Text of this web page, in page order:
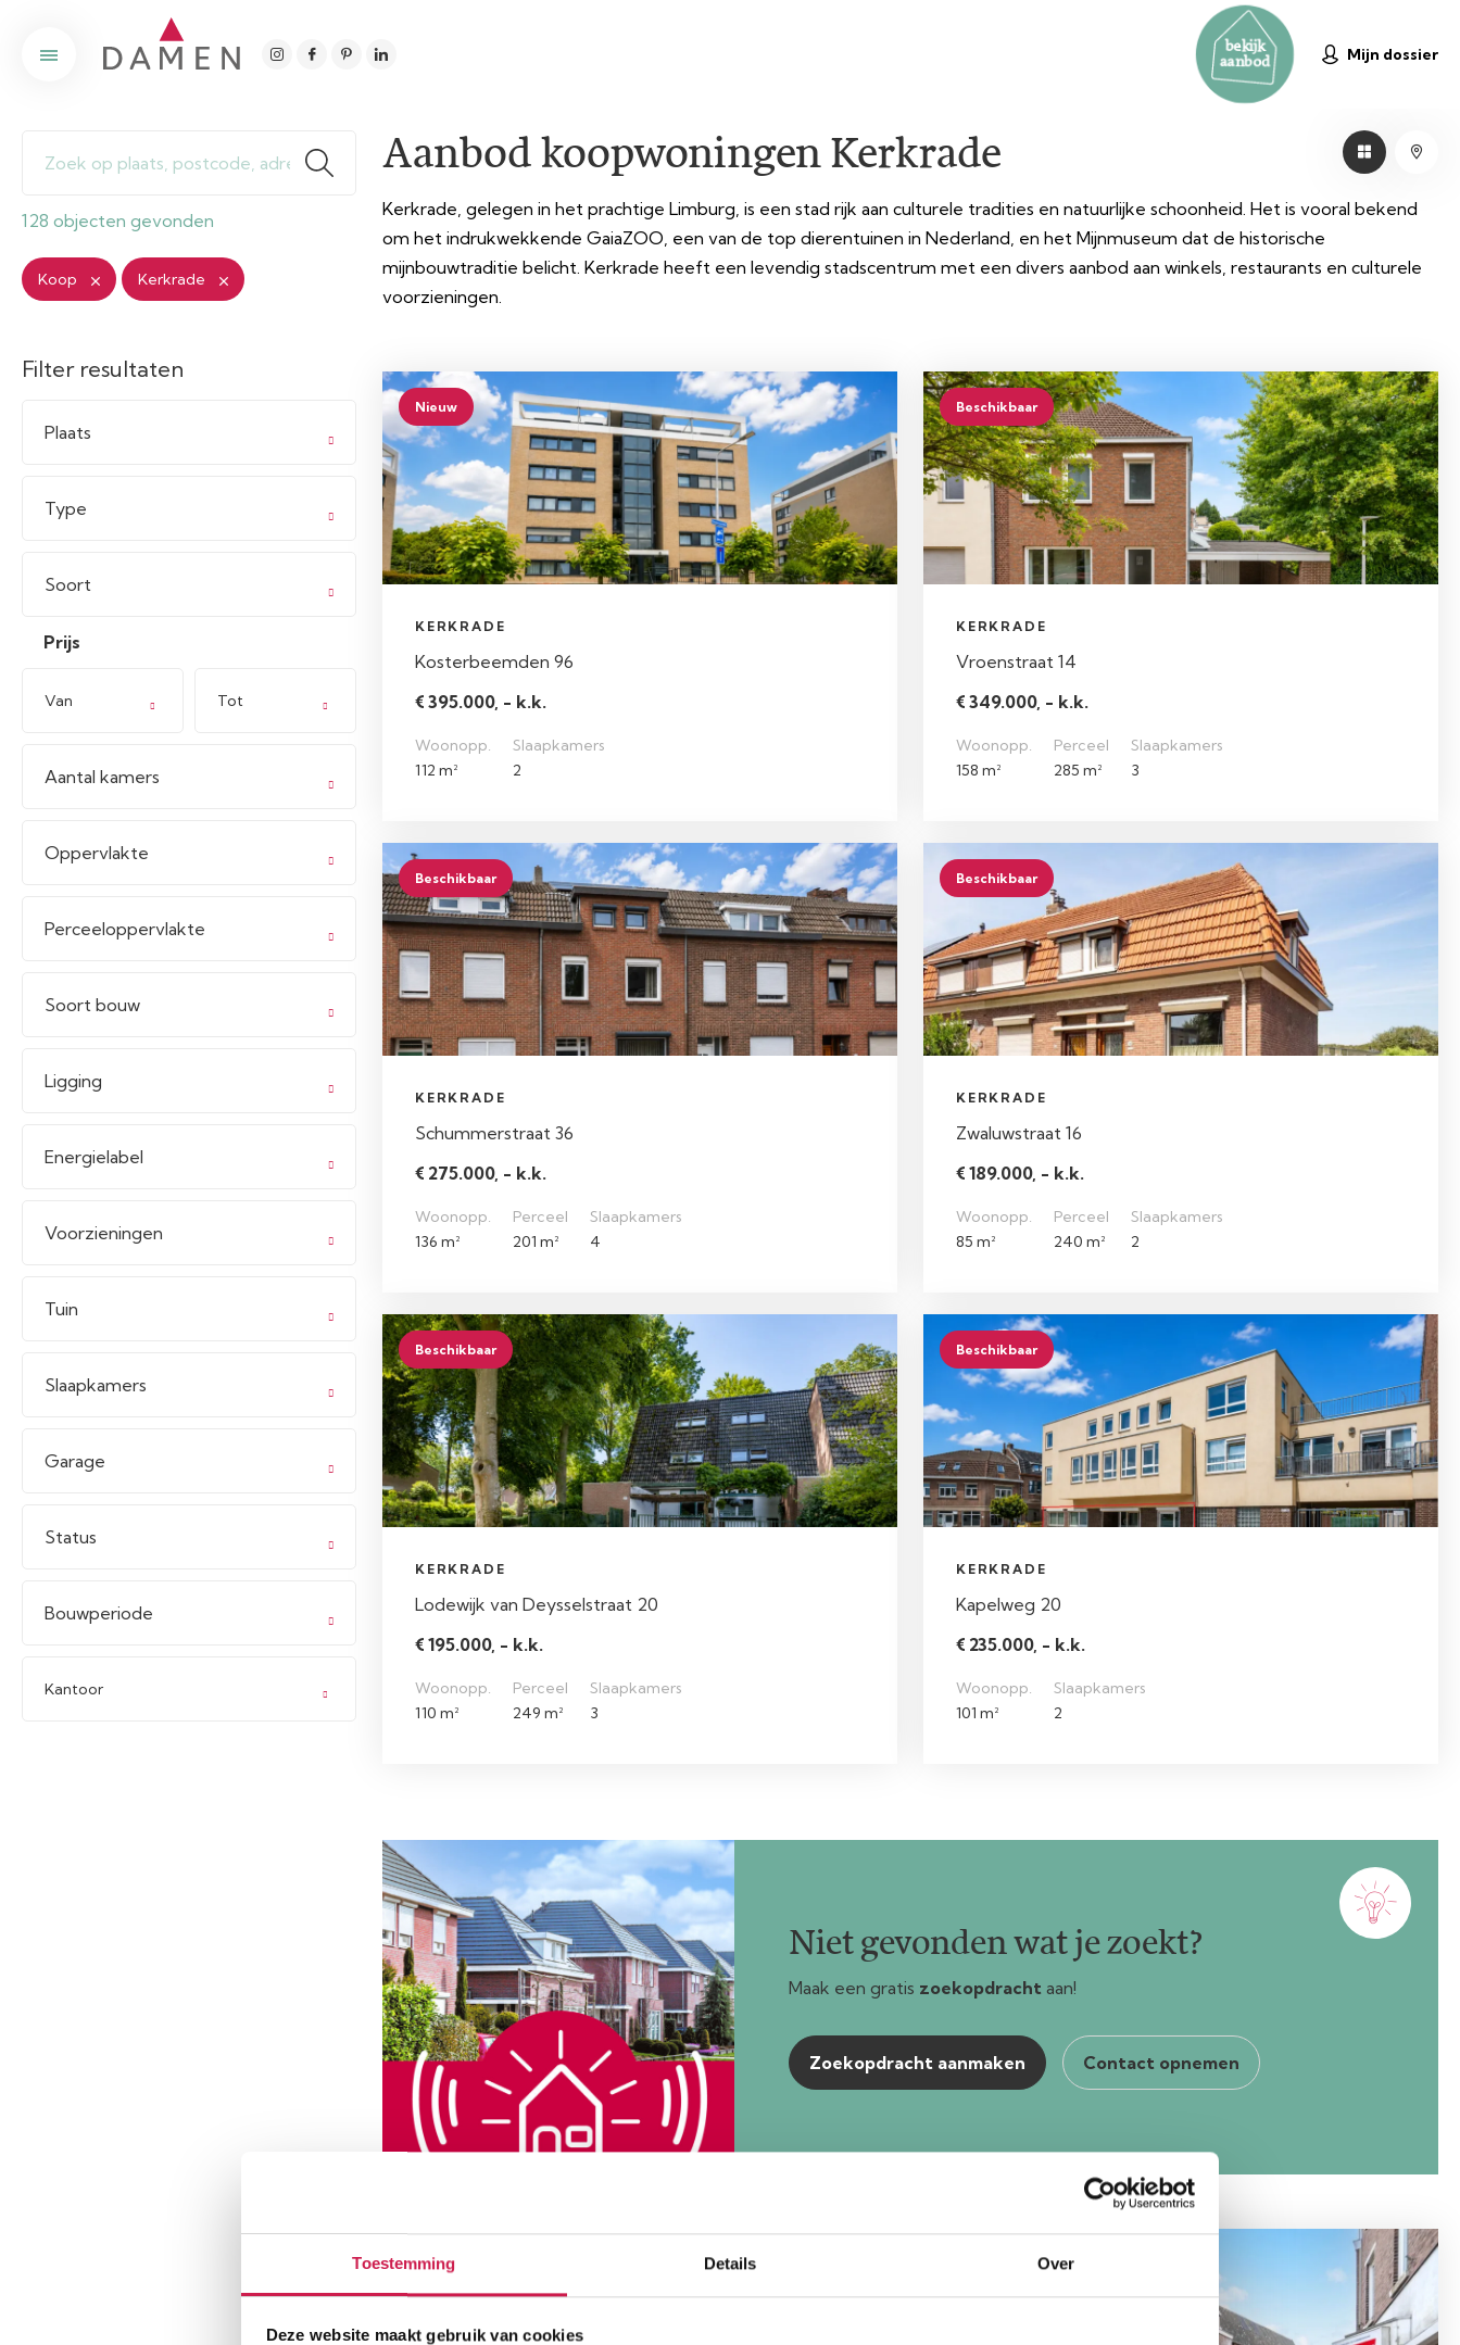
Toestemming Details Over
Deze website maakt gebruik van cookies
bekijk
aanbod Mijn dossier
128 objecten gevonden
Koop Kerkrade
Filter resultaten
Kantoor
Type
Soort
Plaats
Van Tot
Prijs
Aantal kamers
Oppervlakte
Perceeloppervlakte
Soort bouw
Ligging
Energielabel
Voorzieningen
Tuin
Slaapkamers
Garage
Status
Bouwperiode
Aanbod koopwoningen Kerkrade
Kerkrade, gelegen in het prachtige Limburg, is een stad rijk aan culturele tradities en natuurlijke schoonheid. Het is vooral bekend
om het indrukwekkende GaiaZOO, een van de top dierentuinen in Nederland, en het Mijnmuseum dat de historische
mijnbouwtraditie belicht. Kerkrade heeft een levendig stadscentrum met een divers aanbod aan winkels, restaurants en culturele
voorzieningen.
Nieuw
KERKRADE
Kosterbeemden 96
€ 395.000, - k.k.
Woonopp.
112 m²
Slaapkamers
2
Beschikbaar
KERKRADE
Vroenstraat 14
€ 349.000, - k.k.
Woonopp.
158 m²
Perceel
285 m²
Slaapkamers
3
Beschikbaar
KERKRADE
Schummerstraat 36
€ 275.000, - k.k.
Woonopp.
136 m²
Perceel
201 m²
Slaapkamers
4
Beschikbaar
KERKRADE
Zwaluwstraat 16
€ 189.000, - k.k.
Woonopp.
85 m²
Perceel
240 m²
Slaapkamers
2
Beschikbaar
KERKRADE
Lodewijk van Deysselstraat 20
€ 195.000, - k.k.
Woonopp.
110 m²
Perceel
249 m²
Slaapkamers
3
Beschikbaar
KERKRADE
Kapelweg 20
€ 235.000, - k.k.
Woonopp.
101 m²
Slaapkamers
2
Niet gevonden wat je zoekt?
Maak een gratis zoekopdracht aan!
Zoekopdracht aanmaken Contact opnemen
Beschikbaar